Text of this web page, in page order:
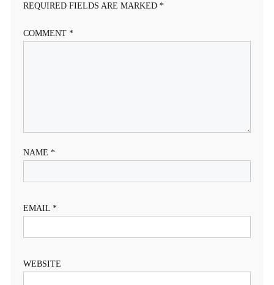
REQUIRED FIELDS ARE MARKED *
COMMENT *
NAME *
EMAIL *
WEBSITE